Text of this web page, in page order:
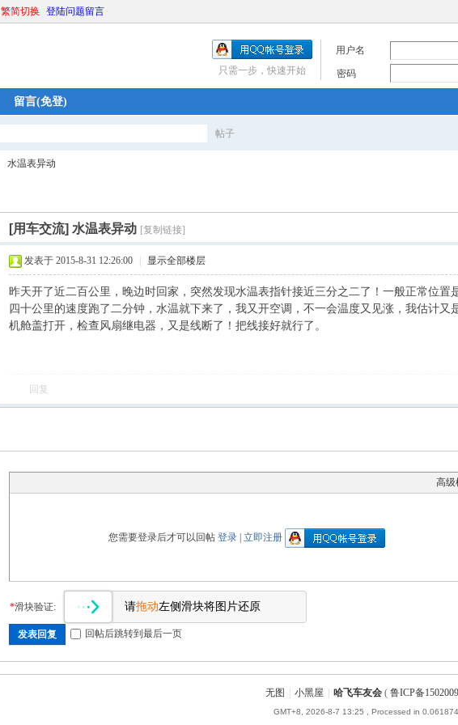
繁简切换 登陆问题留言
用户名
密码
只需一步，快速开始
留言(免登)
帖子
水温表异动
[用车交流] 水温表异动 [复制链接]
发表于 2015-8-31 12:26:00 显示全部楼层
昨天开了近二百公里，晚边时回家，突然发现水温表指针接近三分之二了！一般正常位置
四十公里的速度跑了二分钟，水温就下来了，我又开空调，不一会温度又见涨，我估计又
机舱盖打开，检查风扇继电器，又是线断了！把线接好就行了。
回复
高级
您需要登录后才可以回帖 登录| 立即注册
*滑块验证: 请拖动左侧滑块将图片还原
发表回复 回帖后跳转到最后一页
无图 小黑屋 哈飞车友会 ( 鲁ICP备
GMT+8, 2026-8-7 13:25 , Processed in